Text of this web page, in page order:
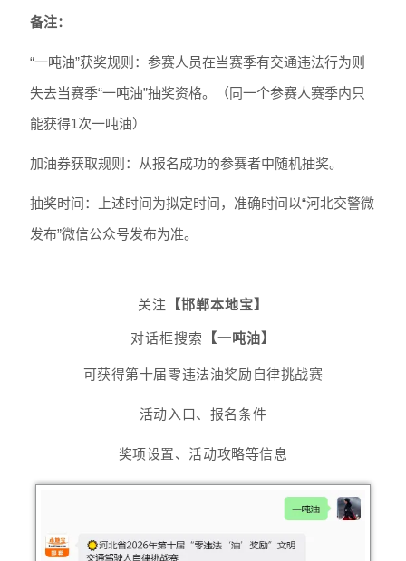
备注：
“一吨油”获奖规则：参赛人员在当赛季有交通违法行为则
失去当赛季“一吨油”抽奖资格。（同一个参赛人赛季内只
能获得1次一吨油）
加油券获取规则：从报名成功的参赛者中随机抽奖。
抽奖时间：上述时间为拟定时间，准确时间以“河北交警微
发布”微信公众号发布为准。
关注 【邯郸本地宝】
对话框搜索 【一吨油】
可获得第十届零违法油奖励自律挑战赛
活动入口、报名条件
奖项设置、活动攻略等信息